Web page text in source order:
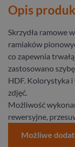
Opis
Skrzydła ramowe
ramiaków
co zapewnia
zastosowano
HDF. Kolorystyka
zdjęć.
Możliwość
rewersyjne,
Możliwe